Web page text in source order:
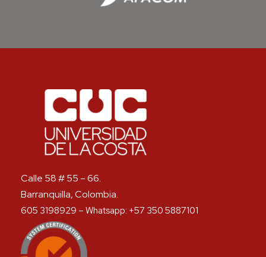
Calle 58 # 55 – 66.
Barranquilla, Colombia.
605 3198929 – Whatsapp: +57 350 5887101